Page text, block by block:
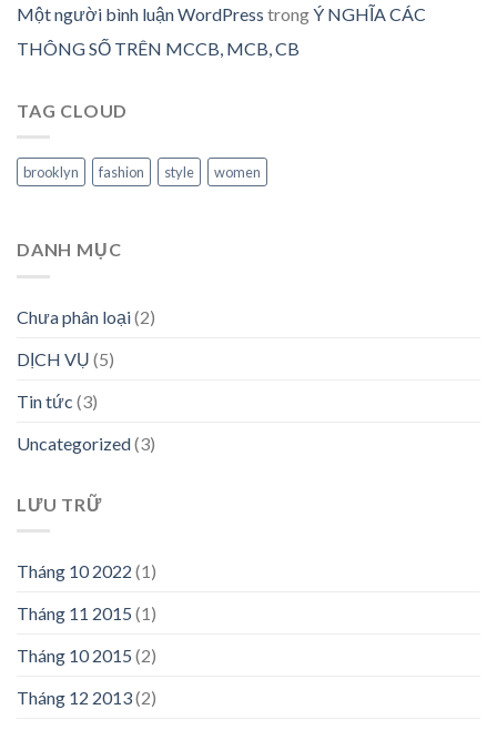
Một người bình luận WordPress trongÝ NGHĨA CÁC
THÔNG SỐ TRÊN MCCB, MCB, CB
TAG CLOUD
brooklyn fashion style women
DANH MỤC
Chưa phân loại(2)
DỊCH VỤ (5)
Tin tức (3)
Uncategorized(3)
LƯU TRỮ
Tháng 10 2022 (1)
Tháng 11 2015 (1)
Tháng 10 2015 (2)
Tháng 12 2013(2)